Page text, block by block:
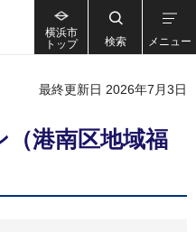
横浜市
トップ
検索 メニュー
最終更新日 2026年7月3日
港南区地域福